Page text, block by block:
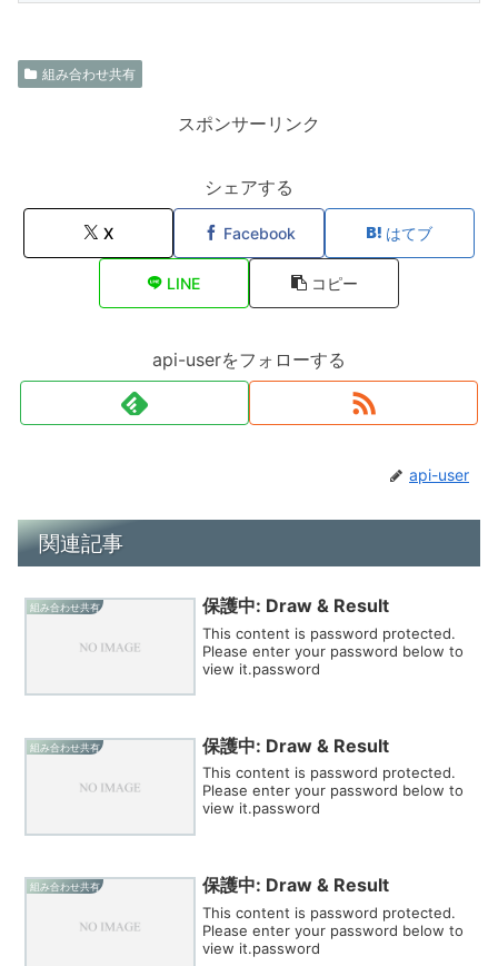
組み合わせ共有
スポンサーリンク
シェアする
X Facebook はてブ
LINE コピー
api-userをフォローする
api-user
関連記事
組み合わせ共有 保護中: Draw & Result
This content is password protected.
Please enter your password below to
view it.password
組み合わせ共有 保護中: Draw & Result
This content is password protected.
Please enter your password below to
view it.password
組み合わせ共有 保護中: Draw & Result
This content is password protected.
Please enter your password below to
view it.password